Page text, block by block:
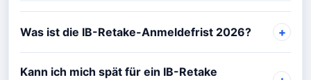
Was ist die IB-Retake-Anmeldefrist 2026?
Kann ich mich spät für ein IB-Retake